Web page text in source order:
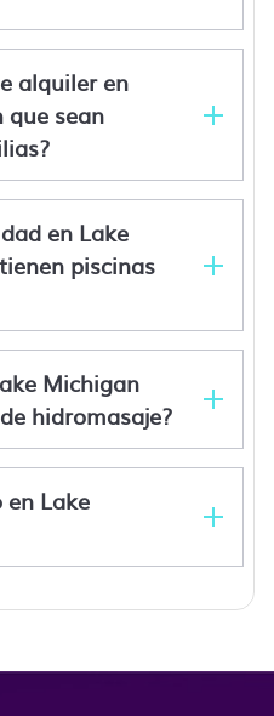
with a large yard, firepit,
a la playa
couples and small
.5 acres
alquiler en
que sean
en Lake
piscinas
Michigan
hidromasaje?
con bañera de
en Lake